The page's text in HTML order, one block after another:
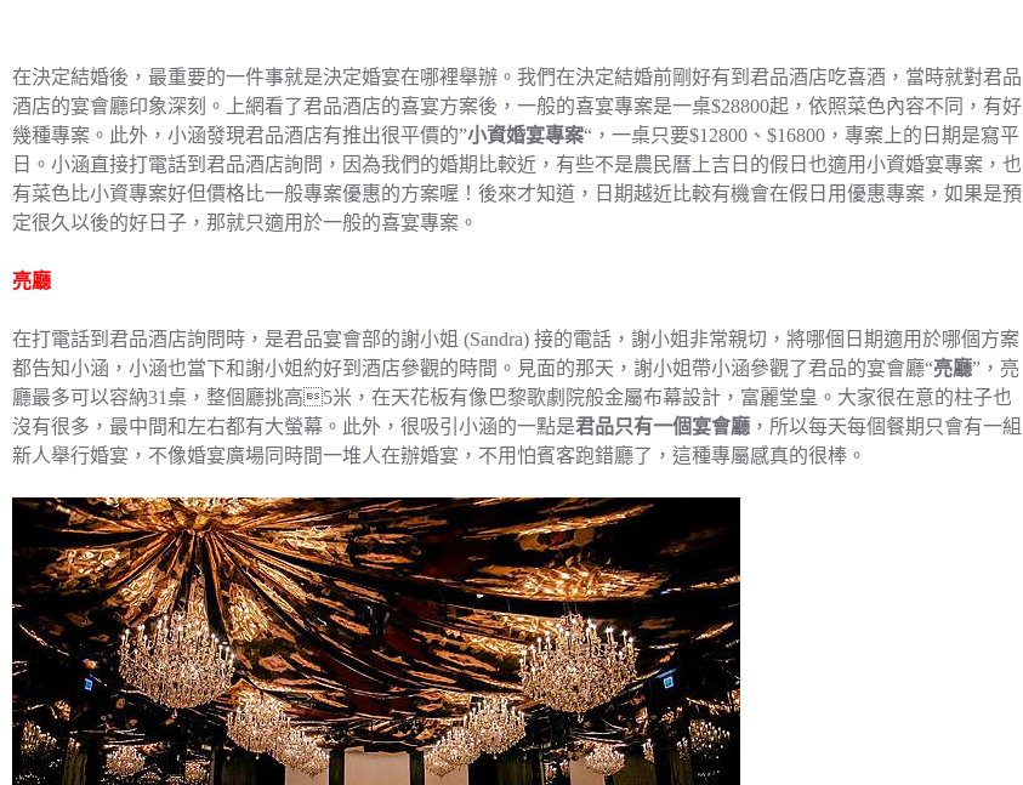
在決定結婚後，最重要的一件事就是決定婚宴在哪裡舉辦。我們在決定結婚前剛好有到君品酒店吃喜酒，當時就對君品
酒店的宴會廳印象深刻。上網看了君品酒店的喜宴方案後，一般的喜宴專案是一桌$28800起，依照菜色內容不同，有好
幾種專案。此外，小涵發現君品酒店有推出很平價的”小資婚宴專案“，一桌只要$12800、$16800，專案上的日期是寫平
日。小涵直接打電話到君品酒店詢問，因為我們的婚期比較近，有些不是農民曆上吉日的假日也適用小資婚宴專案，也
有菜色比小資專案好但價格比一般專案優惠的方案喔！後來才知道，日期越近比較有機會在假日用優惠專案，如果是預
定很久以後的好日子，那就只適用於一般的喜宴專案。
亮廳
在打電話到君品酒店詢問時，是君品宴會部的謝小姐 (Sandra) 接的電話，謝小姐非常親切，將哪個日期適用於哪個方案
都告知小涵，小涵也當下和謝小姐約好到酒店參觀的時間。見面的那天，謝小姐帶小涵參觀了君品的宴會廳“亮廳”，亮
廳最多可以容納31桌，整個廳挑高5米，在天花板有像巴黎歌劇院般金屬布幕設計，富麗堂皇。大家很在意的柱子也
沒有很多，最中間和左右都有大螢幕。此外，很吸引小涵的一點是君品只有一個宴會廳 ，所以每天每個餐期只會有一組
新人舉行婚宴，不像婚宴廣場同時間一堆人在辦婚宴，不用怕賓客跑錯廳了，這種專屬感真的很棒。